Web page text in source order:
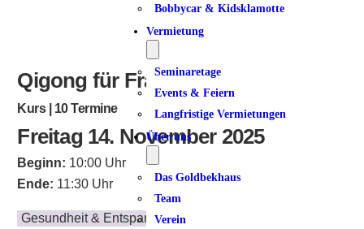
Bobbycar & Kidsklamotte
Vermietung
Seminaretage
Events & Feiern
Langfristige Vermietungen
Über uns
Das Goldbekhaus
Team
Verein
Qigong für Frauen 50+ I
Kurs | 10 Termine
Freitag 14. November 2025
Beginn: 10:00 Uhr
Ende: 11:30 Uhr
Gesundheit & Entspannung